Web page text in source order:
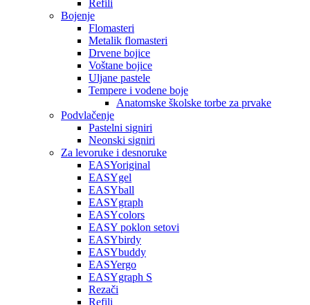
Refili
Bojenje
Flomasteri
Metalik flomasteri
Drvene bojice
Voštane bojice
Uljane pastele
Tempere i vodene boje
Anatomske školske torbe za prvake
Podvlačenje
Pastelni signiri
Neonski signiri
Za levoruke i desnoruke
EASYoriginal
EASYgel
EASYball
EASYgraph
EASYcolors
EASY poklon setovi
EASYbirdy
EASYbuddy
EASYergo
EASYgraph S
Rezači
Refili